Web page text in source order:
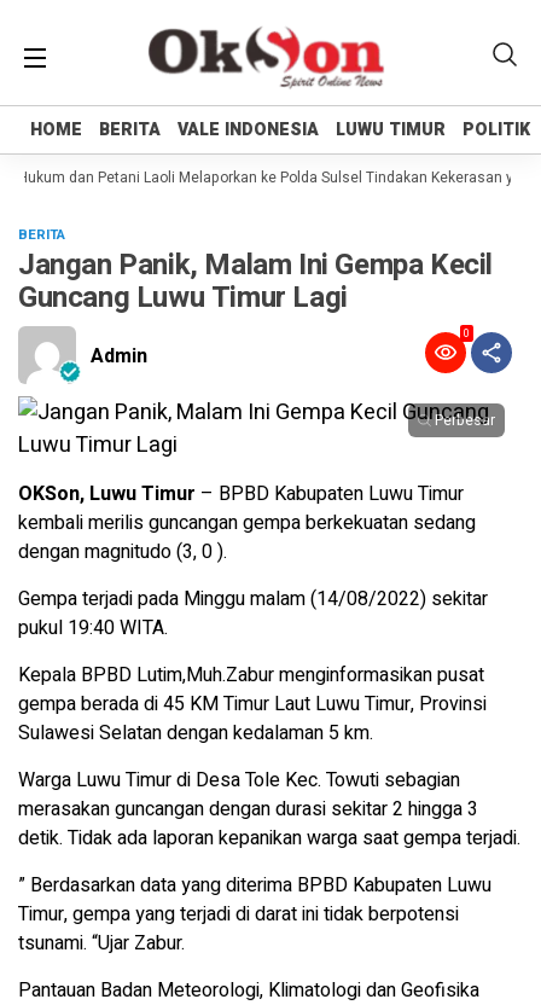
HOME BERITA VALE INDONESIA LUWU TIMUR POLITIK
HOME BERITA VALE INDONESIA LUWU TIMUR POLITIK
Hukum dan Petani Laoli Melaporkan ke Polda Sulsel Tindakan Kekerasan
BERITA
Jangan Panik, Malam Ini Gempa Kecil
Guncang Luwu Timur Lagi
Admin
0
Perbesar
OKSon, Luwu Timur – BPBD Kabupaten Luwu Timur
kembali merilis guncangan gempa berkekuatan sedang
dengan magnitudo (3, 0 ).
Gempa terjadi pada Minggu malam (14/08/2022) sekitar
pukul 19:40 WITA.
Kepala BPBD Lutim,Muh.Zabur menginformasikan pusat
gempa berada di 45 KM Timur Laut Luwu Timur, Provinsi
Sulawesi Selatan dengan kedalaman 5 km.
Warga Luwu Timur di Desa Tole Kec. Towuti sebagian
merasakan guncangan dengan durasi sekitar 2 hingga 3
detik. Tidak ada laporan kepanikan warga saat gempa terjadi.
” Berdasarkan data yang diterima BPBD Kabupaten Luwu
Timur, gempa yang terjadi di darat ini tidak berpotensi
tsunami. “Ujar Zabur.
Pantauan Badan Meteorologi, Klimatologi dan Geofisika